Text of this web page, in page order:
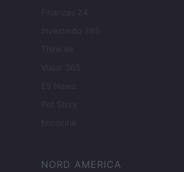
Finanzas 24
Investindo 365
Think.es
Viajar 365
ES Newz
Pet Story
Encocina
NORD AMERICA